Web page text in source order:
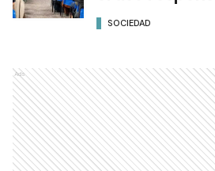
SOCIEDAD
Ads